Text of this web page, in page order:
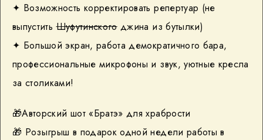
✦ Возможность корректировать репертуар (не
выпуститьШуфутинскогоджина из бутылки)
✦ Большой экран, работа демократичного бара,
профессиональные микрофоны и звук, уютные кресла
за столиками!
🎁Авторский шот «Братэ» для храбрости
🎁 Розыгрыш в подарок одной недели работы в